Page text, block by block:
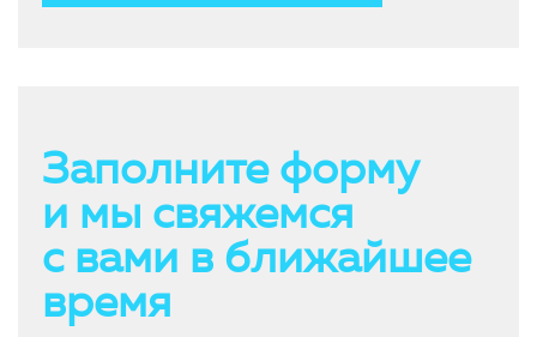
Заполните форму
и мы свяжемся
с вами в ближайшее
время